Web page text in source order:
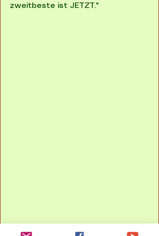
zweitbeste ist JETZT."